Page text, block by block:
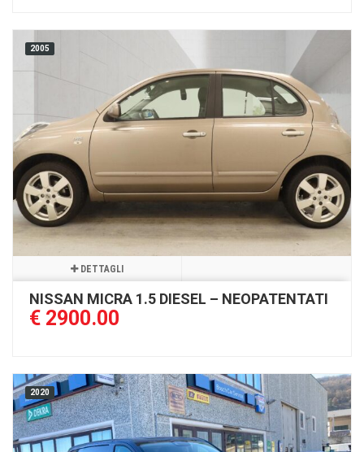
2005
DETTAGLI
NISSAN MICRA 1.5 DIESEL – NEOPATENTATI
€ 2900.00
2020